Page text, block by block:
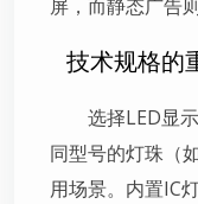
屏，而静态广告
技术规格的
选择LED显
同型号的灯珠（
用场景。内置IC